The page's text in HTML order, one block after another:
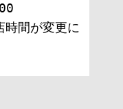
間が変更に